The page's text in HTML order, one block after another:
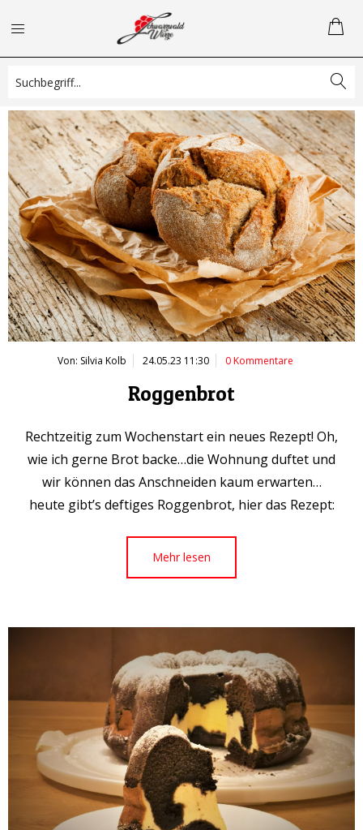
Rezepte und mehr
Von: Silvia Kolb 24.05.23 11:30 0 Kommentare
Roggenbrot
Rechtzeitig zum Wochenstart ein neues Rezept! Oh,
wie ich gerne Brot backe…die Wohnung duftet und
wir können das Anschneiden kaum erwarten…
heute gibt’s deftiges Roggenbrot, hier das Rezept:
Mehr lesen